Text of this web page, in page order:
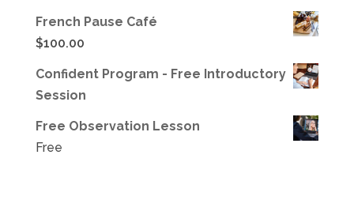
French Pause Café
$100.00
Confident Program - Free Introductory
Session
Free Observation Lesson
Free